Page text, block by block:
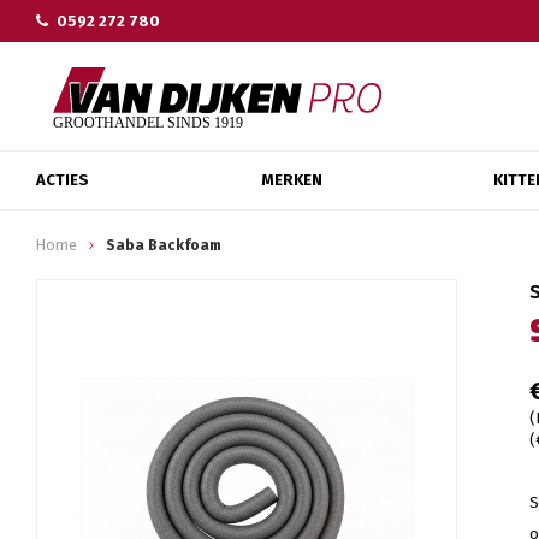
0592 272 780
ACTIES MERKEN
Home Saba Backfoam